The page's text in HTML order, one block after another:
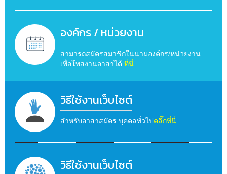
องค์กร / หน่วยงาน
สามารถสมัครสมาชิกในนามองค์กร/หน่วยงาน
เพื่อโพสงานอาสาได้ ที่นี่
วิธีใช้งานเว็บไซต์
สำหรับอาสาสมัคร บุคคลทั่วไปคลิ๊กที่นี่
วิธีใช้งานเว็บไซต์